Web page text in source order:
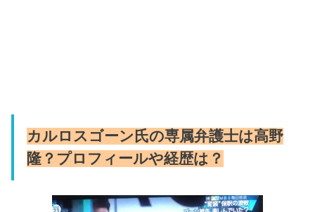
カルロスゴーン氏の専属弁護士は高野
隆？プロフィールや経歴は？